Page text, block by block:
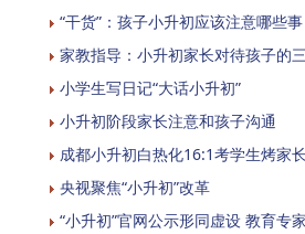
“干货”：孩子小升初应该注意哪些事
家教指导：小升初家长对待孩子的
小学生写日记“大话小升初”
小升初阶段家长注意和孩子沟通
成都小升初白热化16:1考学生烤家长
央视聚焦“小升初”改革
“小升初”官网公示形同虚设 教育专